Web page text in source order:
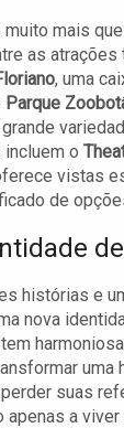
mais
as
, uma
Parque
o
vistas
de
histórias e
nova
uma
suas
apenas a